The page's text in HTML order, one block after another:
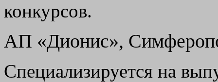
конкурсов.
АП «Дионис»,
Специализируется на